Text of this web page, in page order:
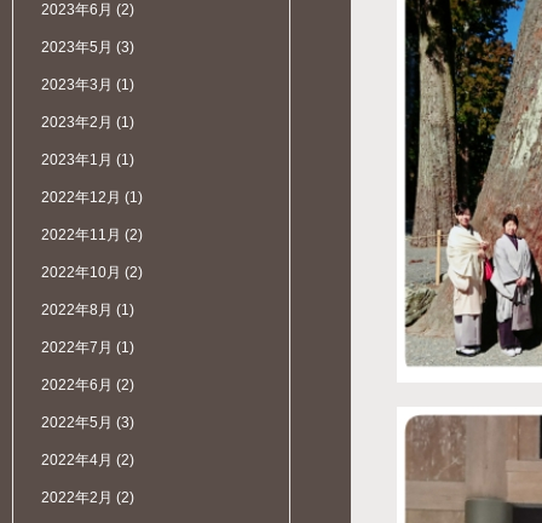
2023年6月 (2)
2023年5月 (3)
2023年3月 (1)
2023年2月 (1)
2023年1月 (1)
2022年12月 (1)
2022年11月 (2)
2022年10月 (2)
2022年8月 (1)
2022年7月 (1)
2022年6月 (2)
2022年5月 (3)
2022年4月 (2)
2022年2月 (2)